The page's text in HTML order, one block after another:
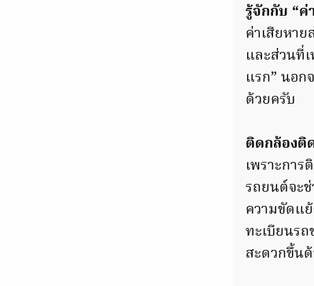
รู้จักกับ “ค่
ค่าเสียหา
และส่วนที่
แรก” นอก
ด้วยครับ
ติดกล้องติ
เพราะกา
รถยนต์จะ
ความขัดแ
ทะเบียนร
สะดวกขึ้น